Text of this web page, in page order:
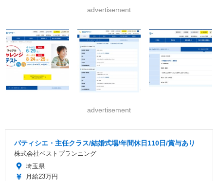
advertisement
advertisement
パティシエ・主任クラス/結婚式場/年間休日110日/賞与あり
株式会社ベストプランニング
埼玉県
月給23万円